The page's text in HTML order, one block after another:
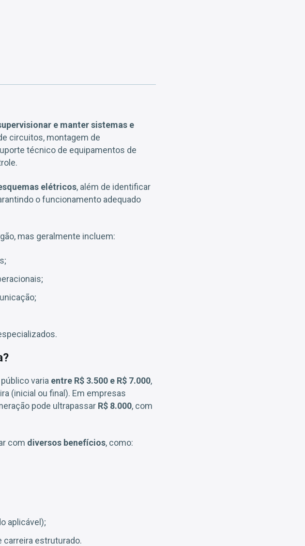
e manter sistemas e
circuitos, montagem de
técnico de equipamentos de
elétricos, além de identificar
o funcionamento adequado
mas geralmente incluem:
varia entre R$ 3.500 e R$ 7.000,
(inicial ou final). Em empresas
pode ultrapassar R$ 8.000, com
com diversos benefícios, como:
aplicável);
carreira estruturado.